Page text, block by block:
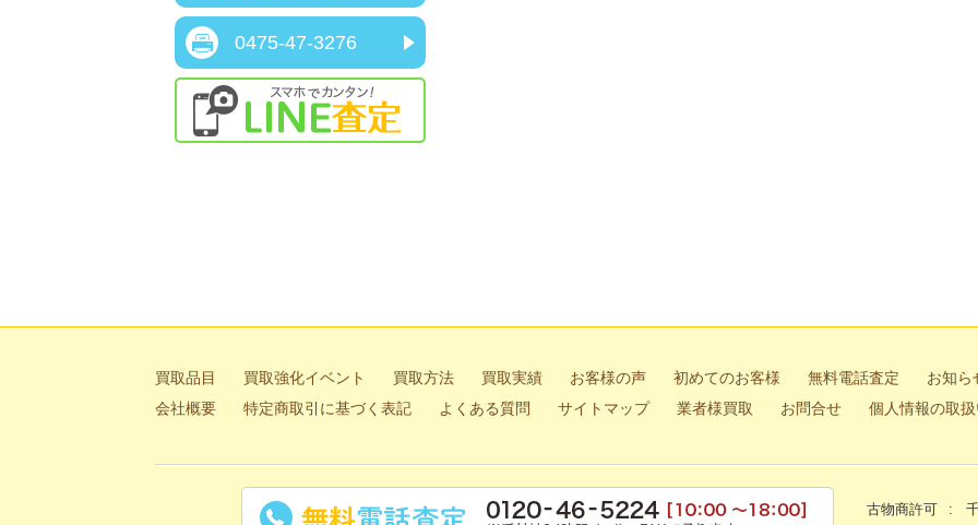
0475-47-3276
買取品目 買取強化イベント 買取方法 買取実績 お客様の声 初めてのお客様 無料電話査定
お知ら
会社概要
特定商取引に基づく表記 よくある質問 サイトマップ 業者様買取 お問合せ 個人情報の取
古物商許可